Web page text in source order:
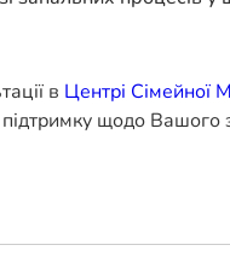
в Центрі Сімейної
щодо Вашого